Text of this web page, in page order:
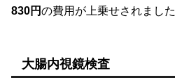
830円の費用が上乗せされました
大腸内視鏡検査